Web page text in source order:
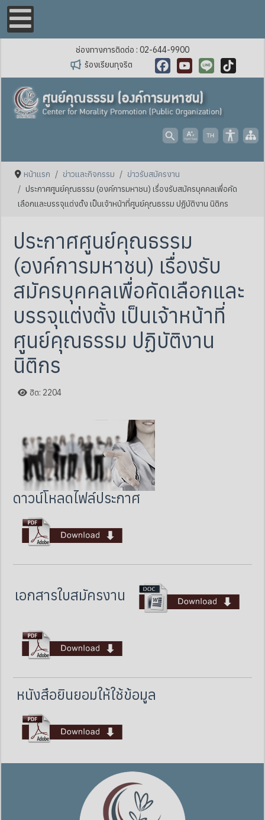
ช่องทางการติดต่อ : 02-644-9900
ร้องเรียนทุจริต
Facebook
YouTube
Line TikTok
หน้าแรก ข่าวและกิจกรรม
ข่าวรับสมัครงาน
ประกาศศูนย์คุณธรรม (องค์การมหาชน) เรื่องรับสมัครบุคคลเพื่อคัด
เลือกและบรรจุแต่งตั้ง เป็นเจ้าหน้าที่ศูนย์คุณธรรม ปฏิบัติงาน นิติกร
ประกาศศูนย์คุณธรรม
(องค์การมหาชน) เรื่องรับ
สมัครบุคคลเพื่อคัดเลือกและ
บรรจุแต่งตั้ง เป็นเจ้าหน้าที่
ศูนย์คุณธรรม ปฏิบัติงาน
นิติกร
ฮิต: 2204
ดาวน์โหลดไฟล์ประกาศ
เอกสารใบสมัครงาน
หนังสือยินยอมให้ใช้ข้อมูล